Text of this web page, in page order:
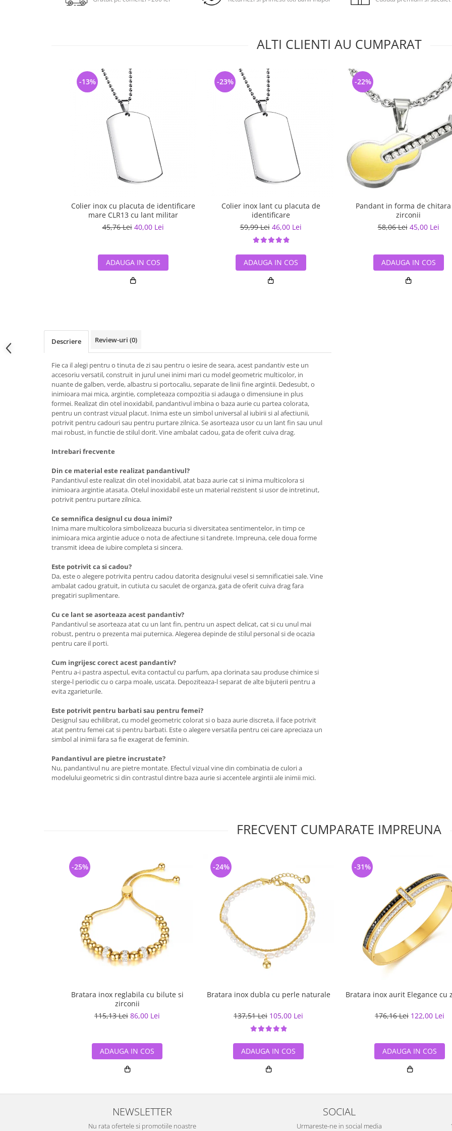
ALTI CLIENTI AU CUMPARAT
Colier inox cu placuta de identificare
mare CLR13 cu lant militar
45,76 Lei 40,00 Lei
-13%
ADAUGA IN COS
Colier inox lant cu placuta de
identificare
59,99 Lei 46,00 Lei
-23%
ADAUGA IN COS
Pandant in forma de
zirconii
58,06 Lei 45,00 Lei
-22%
ADAUGA IN COS
Descriere Review-uri (0)
Fie ca il alegi pentru o tinuta de zi sau pentru o iesire de seara, acest pandantiv este un
accesoriu versatil, construit in jurul unei inimi mari cu model geometric multicolor, in
nuante de galben, verde, albastru si portocaliu, separate de linii fine argintii. Dedesubt, o
inimioara mai mica, argintie, completeaza compozitia si adauga o dimensiune in plus
formei. Realizat din otel inoxidabil, pandantivul imbina o baza aurie cu partea colorata,
pentru un contrast vizual placut. Inima este un simbol universal al iubirii si al afectiunii,
potrivit pentru cadouri sau pentru purtare zilnica. Se asorteaza usor cu un lant fin sau unul
mai robust, in functie de stilul dorit. Vine ambalat cadou, gata de oferit cuiva drag.
Intrebari frecvente
Din ce material este realizat pandantivul?
Pandantivul este realizat din otel inoxidabil, atat baza aurie cat si inima multicolora si
inimioara argintie atasata. Otelul inoxidabil este un material rezistent si usor de intretinut,
potrivit pentru purtare zilnica.
Ce semnifica designul cu doua inimi?
Inima mare multicolora simbolizeaza bucuria si diversitatea sentimentelor, in timp ce
inimioara mica argintie aduce o nota de afectiune si tandrete. Impreuna, cele doua forme
transmit ideea de iubire completa si sincera.
Este potrivit ca si cadou?
Da, este o alegere potrivita pentru cadou datorita designului vesel si semnificatiei sale. Vine
ambalat cadou gratuit, in cutiuta cu saculet de organza, gata de oferit cuiva drag fara
pregatiri suplimentare.
Cu ce lant se asorteaza acest pandantiv?
Pandantivul se asorteaza atat cu un lant fin, pentru un aspect delicat, cat si cu unul mai
robust, pentru o prezenta mai puternica. Alegerea depinde de stilul personal si de ocazia
pentru care il porti.
Cum ingrijesc corect acest pandantiv?
Pentru a-i pastra aspectul, evita contactul cu parfum, apa clorinata sau produse chimice si
sterge-l periodic cu o carpa moale, uscata. Depoziteaza-l separat de alte bijuterii pentru a
evita zgarieturile.
Este potrivit pentru barbati sau pentru femei?
Designul sau echilibrat, cu model geometric colorat si o baza aurie discreta, il face potrivit
atat pentru femei cat si pentru barbati. Este o alegere versatila pentru cei care apreciaza un
simbol al inimii fara sa fie exagerat de feminin.
Pandantivul are pietre incrustate?
Nu, pandantivul nu are pietre montate. Efectul vizual vine din combinatia de culori a
modelului geometric si din contrastul dintre baza aurie si accentele argintii ale inimii mici.
FRECVENT CUMPARATE IMPREUNA
Bratara inox reglabila cu bilute si
zirconii
115,13 Lei 86,00 Lei
-25%
ADAUGA IN COS
Bratara inox dubla cu perle naturale
137,51 Lei 105,00 Lei
-24%
ADAUGA IN COS
Bratara inox aurit Elegance cu
176,16 Lei 122,00 Lei
-31%
ADAUGA IN COS
NEWSLETTER
Nu rata ofertele si promotiile noastre
SOCIAL
Urmareste-ne in social media